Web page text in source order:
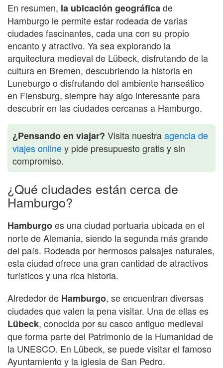
En resumen, la ubicación geográficade
Hamburgo le permite estar rodeada de varias
ciudades fascinantes, cada una con su propio
encanto y atractivo. Ya sea explorando la
arquitectura medieval de Lübeck, disfrutando de la
cultura en Bremen, descubriendo la historia en
Luneburgo o disfrutando del ambiente hanseático
en Flensburg, siempre hay algo interesante para
descubrir en las ciudades cercanas a Hamburgo.
¿Pensando en viajar? Visita nuestraagencia de
viajes onliney pide presupuesto gratis y sin
compromiso.
¿Qué ciudades están cerca de
Hamburgo?
Hamburgoes una ciudad portuaria ubicada en el
norte de Alemania, siendo la segunda más grande
del país. Rodeada por hermosos paisajes naturales,
esta ciudad ofrece una gran cantidad de atractivos
turísticos y una rica historia.
Alrededor de Hamburgo, se encuentran diversas
ciudades que valen la pena visitar. Una de ellas es
Lübeck, conocida por su casco antiguo medieval
que forma parte del Patrimonio de la Humanidad de
la UNESCO. En Lübeck, se puede visitar el famoso
Ayuntamiento y la iglesia de San Pedro.